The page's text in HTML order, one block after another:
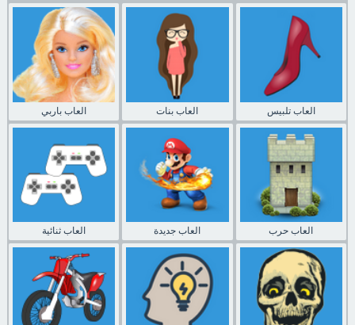
العاب باربي العاب بنات العاب تلبيس
العاب ثنائية العاب جديدة العاب حرب